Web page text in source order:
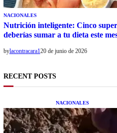
NACIONALES
Nutrición inteligente: Cinco
deberías sumar a tu dieta este
bylacontracara120 de junio de 2026
RECENT POSTS
NACIONALES
Una mujer
extraterrestre